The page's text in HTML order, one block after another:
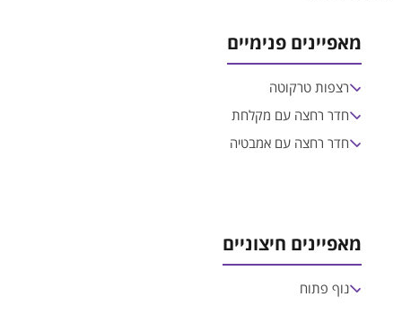
מאפיינים פנימיים
רצפות טרקוטה
חדר רחצה עם מקלחת
חדר רחצה עם אמבטיה
מאפיינים חיצוניים
נוף פתוח